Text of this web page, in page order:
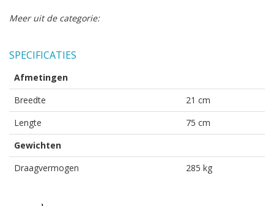
Meer uit de categorie:
SPECIFICATIES
Afmetingen
Breedte
21 cm
Lengte
75 cm
Gewichten
Draagvermogen
285 kg